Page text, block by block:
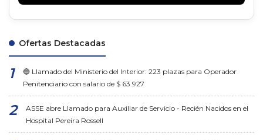
Ofertas Destacadas
🔵 Llamado del Ministerio del Interior: 223 plazas para Operador
Penitenciario con salario de $ 63.927
ASSE abre Llamado para Auxiliar de Servicio - Recién Nacidos en el
Hospital Pereira Rossell